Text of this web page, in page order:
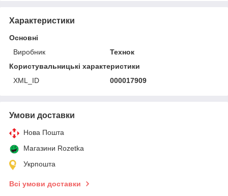
Характеристики
Основні
Виробник
Технок
Користувальницькі характеристики
XML_ID
000017909
Умови доставки
Нова Пошта
Магазини Rozetka
Укрпошта
Всі умови доставки